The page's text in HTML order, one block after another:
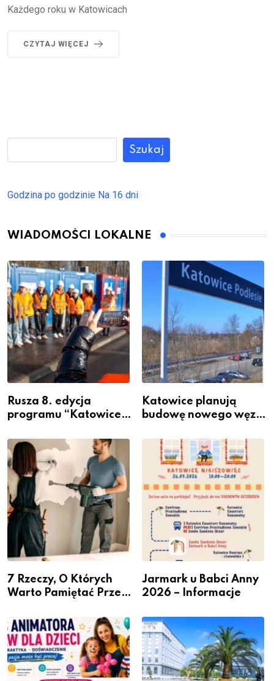
Każdego roku w Katowicach
CZYTAJ WIĘCEJ
Szukaj
Godzina po godzinie Na 16 dni
WIADOMOŚCI LOKALNE
Rusza 8. edycja
programu “Katowice
– nabór dla
przedsiębiorców
Katowice planują
budowę nowego węzła
Podlesiu
7 Rzeczy, O Których
Warto Pamiętać Przed
Jarmark u Babci Anny
2026 – Informacje